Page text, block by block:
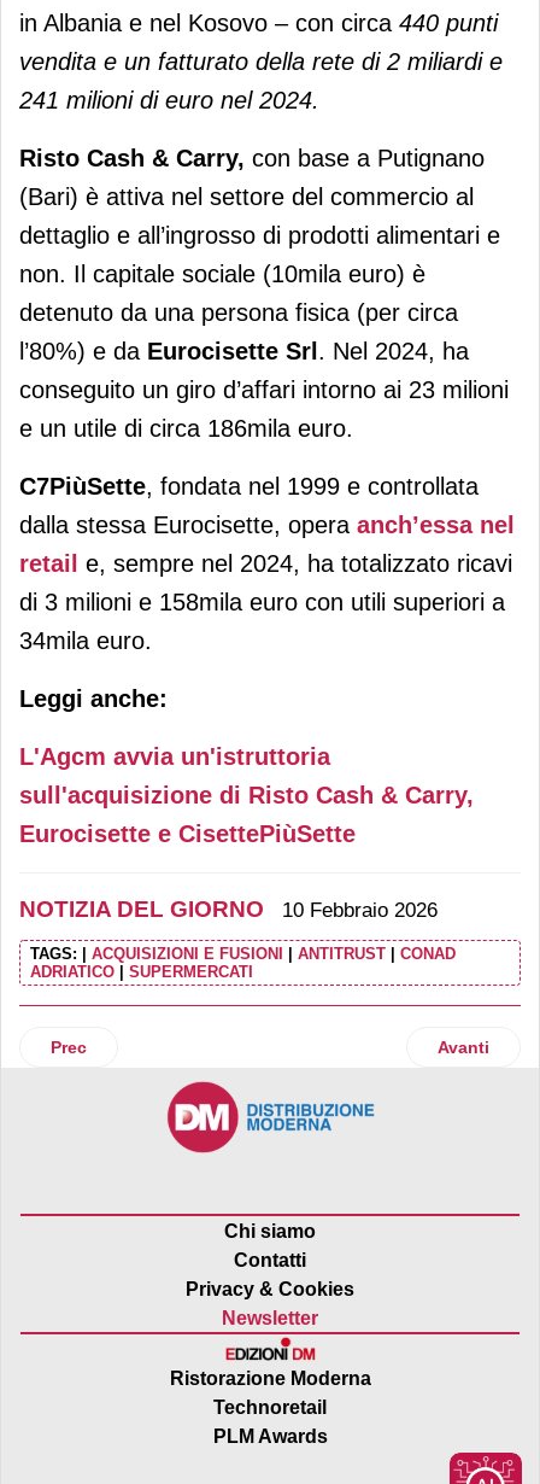
in Albania e nel Kosovo – con circa 440 punti
vendita e un fatturato della rete di 2 miliardi e
241 milioni di euro nel 2024.
Risto Cash & Carry, con base a Putignano
(Bari) è attiva nel settore del commercio al
dettaglio e all’ingrosso di prodotti alimentari e
non. Il capitale sociale (10mila euro) è
detenuto da una persona fisica (per circa
l’80%) e da Eurocisette Srl . Nel 2024, ha
conseguito un giro d’affari intorno ai 23 milioni
e un utile di circa 186mila euro.
C7PiùSette, fondata nel 1999 e controllata
dalla stessa Eurocisette, opera anch’essa nel
retail e, sempre nel 2024, ha totalizzato ricavi
di 3 milioni e 158mila euro con utili superiori a
34mila euro.
Leggi anche:
L'Agcm avvia un'istruttoria
sull'acquisizione di Risto Cash & Carry,
Eurocisette e CisettePiùSette
NOTIZIA DEL GIORNO 10 Febbraio 2026
TAGS: ACQUISIZIONI E FUSIONI ANTITRUST
CONAD
ADRIATICO
SUPERMERCATI
Articolo precedente: Kasanova incontra il Mimit. Emerge
Prec Articolo
Avanti
Chi siamo
Contatti
Privacy & Cookies
Newsletter
Ristorazione Moderna
Technoretail
PLM Awards